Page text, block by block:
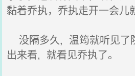
黏着乔执，乔执走开一会儿
没隔多久, 温筠就听见了
出来看, 就看见乔执了。